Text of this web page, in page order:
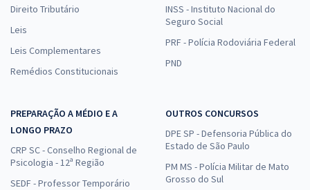
Direito Tributário
Leis
Leis Complementares
Remédios Constitucionais
INSS - Instituto Nacional do
Seguro Social
PRF - Polícia Rodoviária Federal
PND
PREPARAÇÃO A MÉDIO E A
LONGO PRAZO
CRP SC - Conselho Regional de
Psicologia - 12ª Região
SEDF - Professor Temporário
OUTROS CONCURSOS
DPE SP - Defensoria Pública do
Estado de São Paulo
PM MS - Polícia Militar de Mato
Grosso do Sul